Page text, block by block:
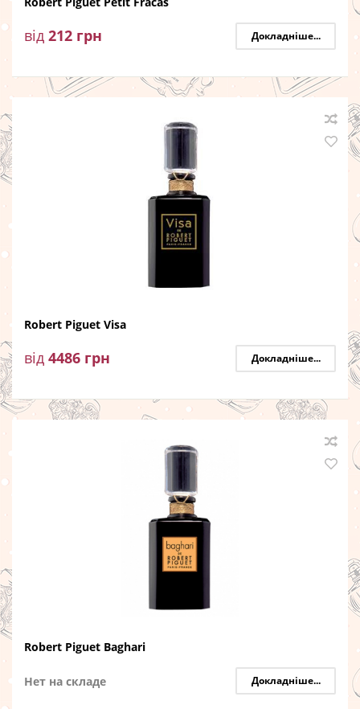
від 212 грн Докладніше...
Robert Piguet Visa
від 4486 грн Докладніше...
Robert Piguet Baghari
Нет на складе Докладніше...